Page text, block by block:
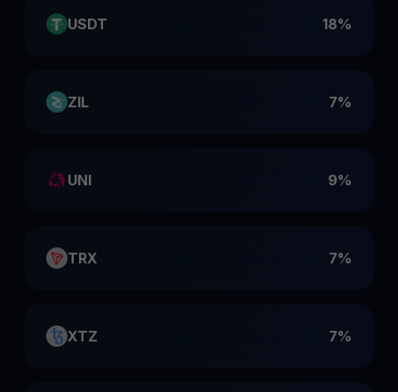
USDT 18%
ZIL 7%
UNI 9%
TRX 7%
XTZ 7%